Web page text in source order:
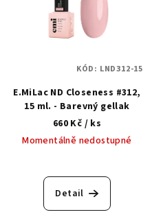
E.MiLac ND Closeness #312,
15 ml. - Barevný gellak
660 Kč / ks
Momentálně nedostupné
Detail
KÓD: LND312-15